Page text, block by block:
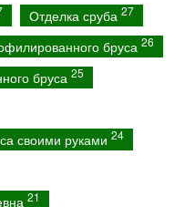
Отделка сруба 27
бруса 26
бруса 25
своими руками 24
21